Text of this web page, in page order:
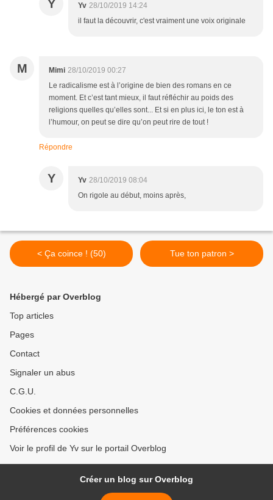
Y Yv 28/10/2019 14:24
il faut la découvrir, c'est vraiment une voix originale
M Mimi 28/10/2019 00:27
Le radicalisme est à l’origine de bien des romans en ce
moment. Et c’est tant mieux, il faut réfléchir au poids des
religions quelles qu’elles sont... Et si en plus ici, le ton est à
l’humour, on peut se dire qu’on peut rire de tout !
Répondre
Y Yv 28/10/2019 08:04
On rigole au début, moins après,
< Ça coince ! (50) Tue ton patron >
Hébergé par Overblog
Top articles
Pages
Contact
Signaler un abus
C.G.U.
Cookies et données personnelles
Préférences cookies
Voir le profil de Yv sur le portail Overblog
Créer un blog sur Overblog